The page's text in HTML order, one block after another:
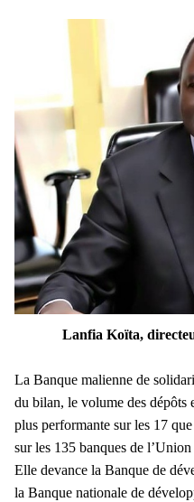
Lanfia Koïta,
La Banque malienne de
du bilan, le volume des dépôts
plus performante sur les 17
sur les 135 banques de
Elle devance la Banque de
la Banque nationale de